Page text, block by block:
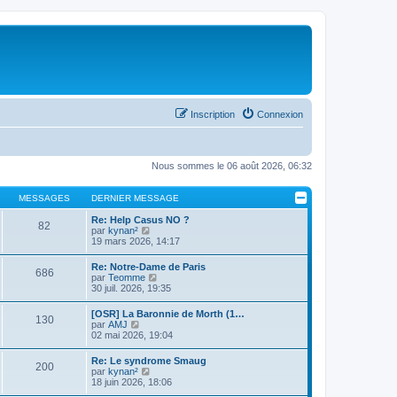
Connexion
Inscription
Nous sommes le 06 août 2026, 06:32
MESSAGES DERNIER MESSAGE
82
Re: Help Casus NO ?
par kynan²
u
l
t
e
r
e
d
e
r
n
i
19 mars 2026, 14:17
686
Re: Notre-Dame de Paris
par Teomme
o
u
l
t
e
r
e
d
30 juil. 2026, 19:35
130
[OSR] La Baronnie de Morth (1…
par AMJ
o
s
u
l
t
02 mai 2026, 19:04
200
Re: Le syndrome Smaug
par kynan²
o
18 juin 2026, 18:06